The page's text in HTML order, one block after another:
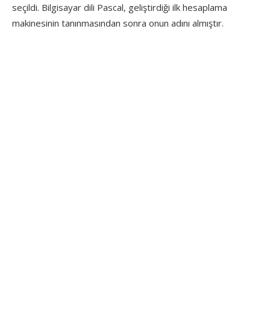
seçildi. Bilgisayar dili Pascal, geliştirdiği ilk hesaplama
makinesinin tanınmasından sonra onun adını almıştır.